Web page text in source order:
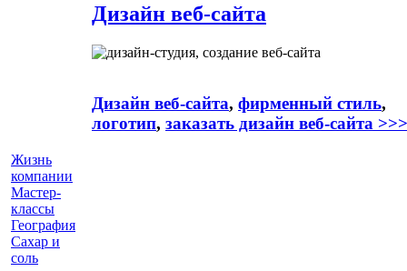
Жизнь
компании
Мастер-
классы
География
Сахар и
соль
Дизайн веб-сайта
Дизайн веб-сайта, фирменный стиль,
логотип, заказать дизайн веб-сайта >>>